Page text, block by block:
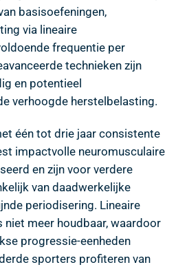
basisoefeningen,
via lineaire
frequentie per
technieken zijn
en potentieel
verhoogde herstelbelasting.
één tot drie jaar consistente
impactvolle neuromusculaire
en zijn voor verdere
van daadwerkelijke
periodisering. Lineaire
meer houdbaar, waardoor
progressie-eenheden
sporters profiteren van